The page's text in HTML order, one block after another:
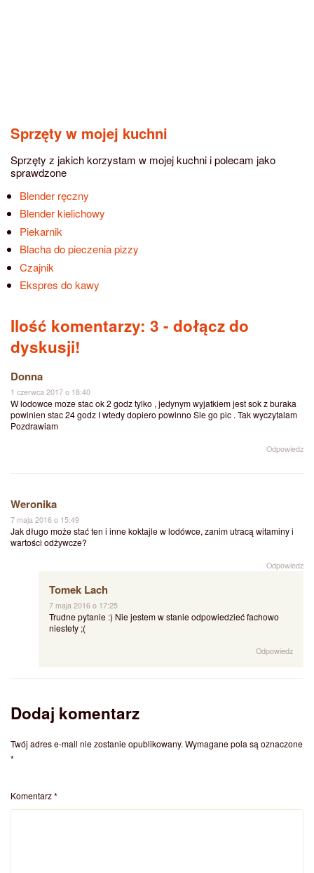
Sprzęty w mojej kuchni
Sprzęty z jakich korzystam w mojej kuchni i polecam jako
sprawdzone
Blender ręczny
Blender kielichowy
Piekarnik
Blacha do pieczenia pizzy
Czajnik
Ekspres do kawy
Ilość komentarzy: 3 - dołącz do
dyskusji!
Donna
1 czerwca 2017 o 18:40
W lodowce moze stac ok 2 godz tylko , jedynym wyjatkiem jest sok z buraka
powinien stac 24 godz I wtedy dopiero powinno Sie go pic . Tak wyczytalam
Pozdrawiam
Odpowiedz
Weronika
7 maja 2016 o 15:49
Jak długo może stać ten i inne koktajle w lodówce, zanim utracą witaminy i
wartości odżywcze?
Odpowiedz
Tomek Lach
7 maja 2016 o 17:25
Trudne pytanie :) Nie jestem w stanie odpowiedzieć fachowo
niestety ;(
Odpowiedz
Dodaj komentarz
Twój adres e-mail nie zostanie opublikowany. Wymagane pola są oznaczone
*
Komentarz*